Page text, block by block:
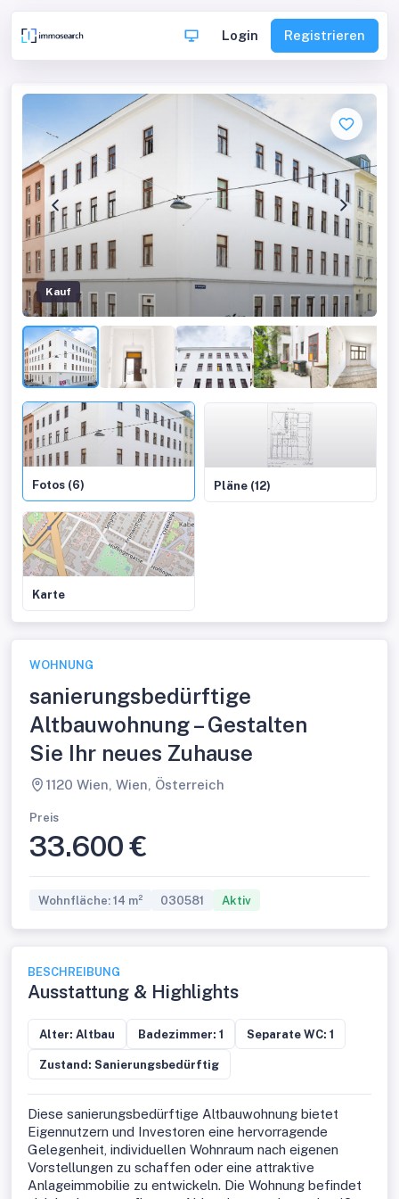
Login Registrieren
Kauf
Fotos (6) Pläne (12)
Karte
WOHNUNG
sanierungsbedürftige
Altbauwohnung – Gestalten
Sie Ihr neues Zuhause
1120 Wien, Wien, Österreich
Preis
33.600 €
Wohnfläche: 14 m² 030581 Aktiv
BESCHREIBUNG
Ausstattung & Highlights
Alter: Altbau Badezimmer: 1 Separate WC: 1
Zustand: Sanierungsbedürftig
Diese sanierungsbedürftige Altbauwohnung bietet
Eigennutzern und Investoren eine hervorragende
Gelegenheit, individuellen Wohnraum nach eigenen
Vorstellungen zu schaffen oder eine attraktive
Anlageimmobilie zu entwickeln. Die Wohnung befindet